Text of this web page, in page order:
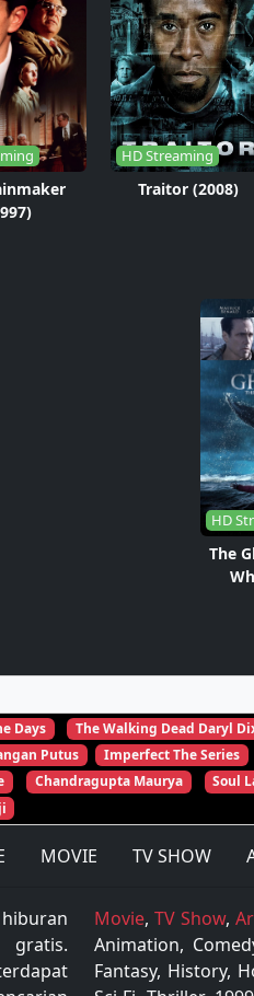
HD Streaming
Traitor (2008)
HD
The
Days The Walking Dead Daryl
Putus Imperfect The Series
Chandragupta Maurya Soul
MOVIE TV SHOW
gratis.
Movie, TV Show,
Animation,
Fantasy, History,